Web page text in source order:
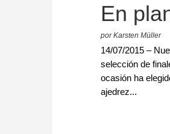
En
por Karsten Müller
14/07/2015 –
selección de
ocasión ha
ajedrez...